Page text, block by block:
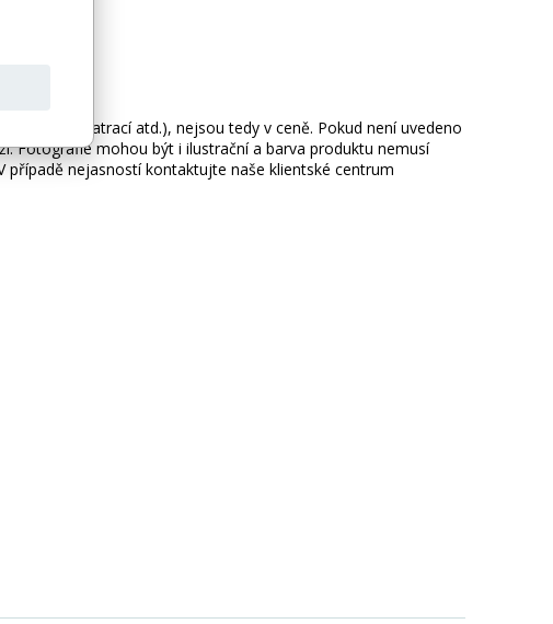
baterie, matrací atd.), nejsou tedy v ceně. Pokud není uvedeno
Fotografie mohou být i ilustrační a barva produktu nemusí
nejasností kontaktujte naše klientské centrum